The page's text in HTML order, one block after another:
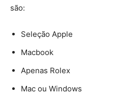
são:
Seleção Apple
Macbook
Apenas Rolex
Mac ou Windows